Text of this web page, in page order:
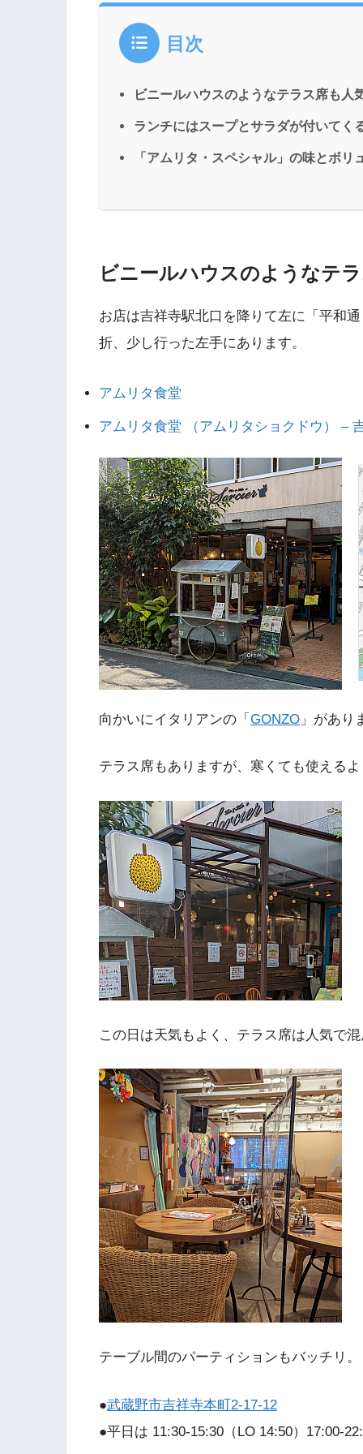
目次
ビニールハウスのようなテラス席も人
ランチにはスープとサラダが付いてく
「アムリタ・スペシャル」の味とボリ
ビニールハウスのようなテ
お店は吉祥寺駅北口を降りて左に「平和
折、少し行った左手にあります。
アムリタ食堂
アムリタ食堂 （アムリタショクドウ） –
向かいにイタリアンの「 GONZO 」があり
テラス席もありますが、寒くても使える
この日は天気もよく、テラス席は人気で
テーブル間のパーティションもバッチリ。
●武蔵野市吉祥寺本町2-17-12
●平日は 11:30-15:30（LO 14:50）17:00-